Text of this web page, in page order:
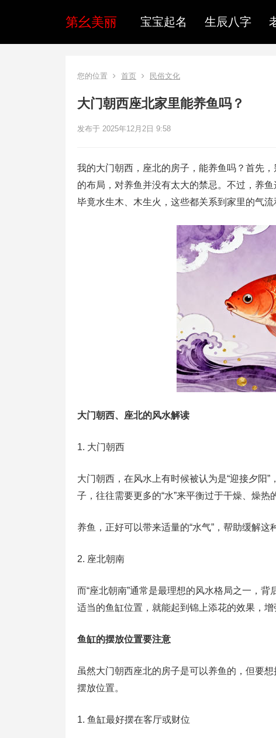
第幺美丽 宝宝起名 生辰八字
您的位置 首页 民俗文化
大门朝西座北家里能养鱼吗？
发布于 2025年12月2日 9:58
我的大门朝西，座北的房子，能养鱼吗？首先
的布局，对养鱼并没有太大的禁忌。不过，养
毕竟水生木、木生火，这些都关系到家里的气流
大门朝西、座北的风水解读
1. 大门朝西
大门朝西，在风水上有时候被认为是“迎接夕阳
子，往往需要更多的“水”来平衡过于干燥、燥热
养鱼，正好可以带来适量的“水气”，帮助缓解这
2. 座北朝南
而“座北朝南”通常是最理想的风水格局之一，
适当的鱼缸位置，就能起到锦上添花的效果，增
鱼缸的摆放位置要注意
虽然大门朝西座北的房子是可以养鱼的，但要
摆放位置。
1. 鱼缸最好摆在客厅或财位